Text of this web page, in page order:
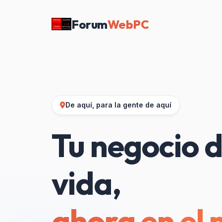
ForumWebPC
De aquí, para la gente de aquí
Tu negocio
vida,